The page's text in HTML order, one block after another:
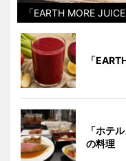
「EARTH MORE
「
「ホテ
の料理